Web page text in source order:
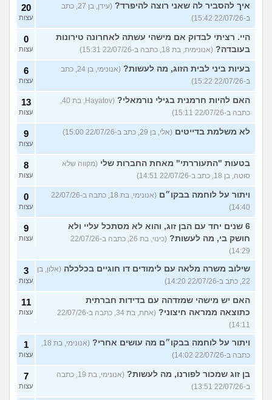
איך להסביר לה שאני רוצה להיפרד?
(עידן, בן 27, כתב
ב-22/07/26 15:42)
20
עצות
היי. רציתי לבדוק אם מישהי עשתה לאחרונה טירונות
בעובדה? (אנונימית, בת 18, כתבה ב-22/07/26 15:31)
0
עצות
בעיות ביני לבית הזוג, מה לעשות?
(אנונימי, בן 24, כתב
ב-22/07/26 15:22)
6
עצות
האם להיות חרמנית בגילי נורמאלי?
(Hayatov, בת 40,
כתבה ב-22/07/26 15:11)
13
עצות
לא משלמת בדייטים (אלי, בן 29, כתב ב-22/07/26 15:00) 9
עצות
בטעות "התעוררתי" מאחת החברות שלי (מקווה שלא
סוטה, בן 18, כתב ב-22/07/26 14:51)
8
עצות
ויתור על לוחמה בבקו״ם
(אנונימי, בת 18, כתבה ב-22/07/26
14:40)
0
עצות
6 שנים יחד עם הבן זוג, והוא לא מסתכל עליי ולא
חושק בי, מה לעשות?
(כינוי, בת 26, כתבה ב-22/07/26
14:29)
9
עצות
שילוב משרה מלאה עם לימודים דו חוגיים בכלכלה (אלון, בן
22, כתב ב-22/07/26 14:20)
3
עצות
האם יש מישהי שמזדהה עם בדידות חברתית
כתוצאה ממראה חיצוני?
(אחת, בת 34, כתבה ב-22/07/26
14:11)
11
עצות
ויתור על לוחמה בבקו״ם מה עושים אחרי?
(אנונימי, בת 18,
כתבה ב-22/07/26 14:02)
1
עצות
בן זוג שמכור לפורנו, מה לעשות?
(אנונימי, בת 19, כתבה
ב-22/07/26 13:51)
7
עצות